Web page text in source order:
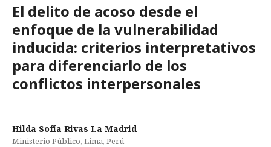
El delito de acoso desde el
enfoque de la vulnerabilidad
inducida: criterios interpretativos
para diferenciarlo de los
conflictos interpersonales
Hilda Sofía Rivas La Madrid
Ministerio Público, Lima, Perú